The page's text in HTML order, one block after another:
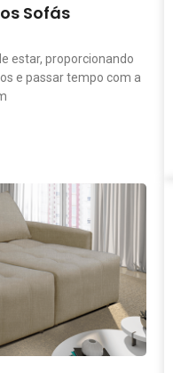
Sofás
estar, proporcionando
e passar tempo com a